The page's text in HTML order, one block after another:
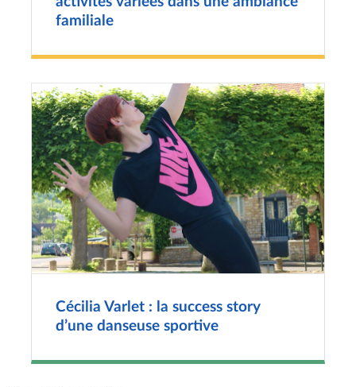
familiale
​​​​​​​Cécilia Varlet : la success story
d’une danseuse sportive